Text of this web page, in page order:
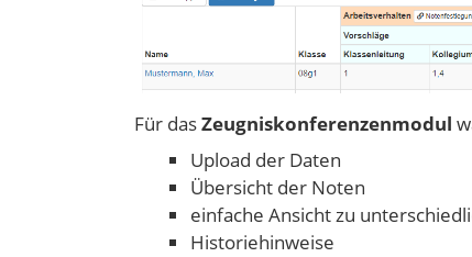
Für dasZeugniskonferenzenmodul
Upload der Daten
Übersicht der Noten
einfache Ansicht zu
Historiehinweise